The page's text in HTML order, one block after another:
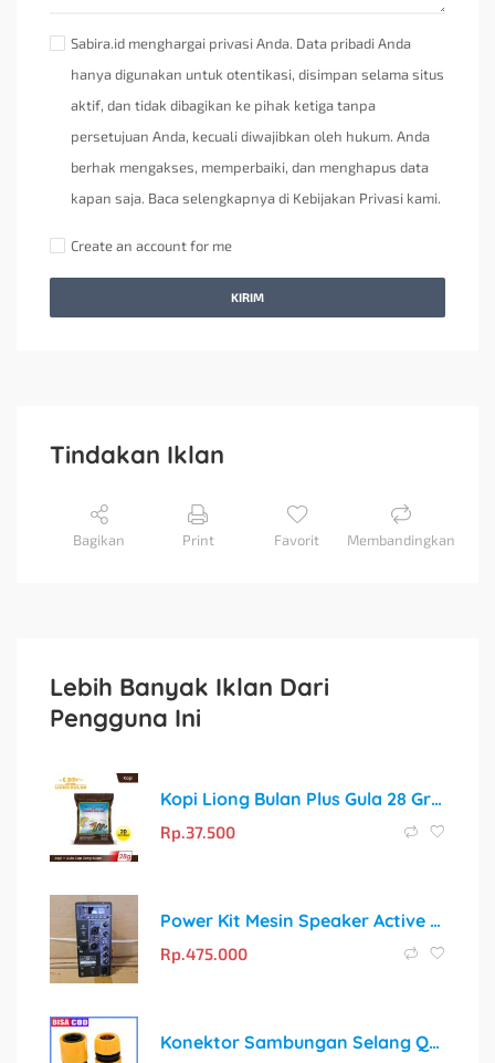
Sabira.id menghargai privasi Anda. Data pribadi Anda
hanya digunakan untuk otentikasi, disimpan selama situs
aktif, dan tidak dibagikan ke pihak ketiga tanpa
persetujuan Anda, kecuali diwajibkan oleh hukum. Anda
berhak mengakses, memperbaiki, dan menghapus data
kapan saja. Baca selengkapnya di Kebijakan Privasi kami.
Create an account for me
KIRIM
Tindakan Iklan
Bagikan Print Favorit Membandingkan
Lebih Banyak Iklan Dari
Pengguna Ini
Kopi Liong Bulan Plus Gula 28 Gr (isi 20 Sachet)
Rp.37.500
Power Kit Mesin Speaker Active 2 Way Class D
Rp.475.000
Konektor Sambungan Selang Quick Release 3/8 | 1/2 | 5/8 Inch